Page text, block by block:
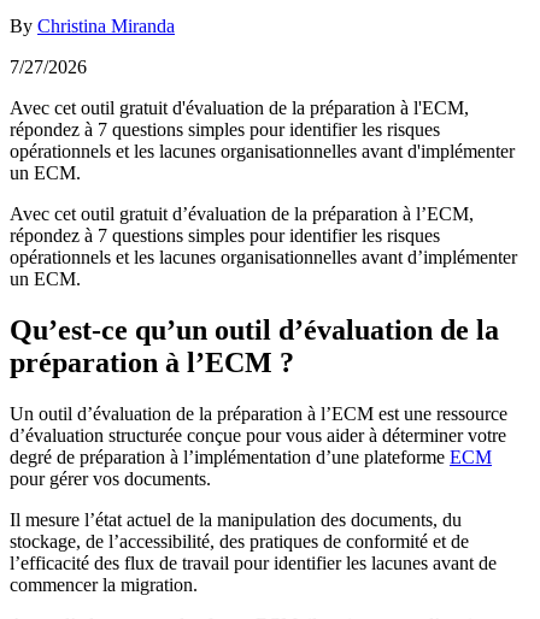
By Christina Miranda
7/27/2026
Avec cet outil gratuit d'évaluation de la préparation à l'ECM,
répondez à 7 questions simples pour identifier les risques
opérationnels et les lacunes organisationnelles avant d'implémenter
un ECM.
Avec cet outil gratuit d’évaluation de la préparation à l’ECM,
répondez à 7 questions simples pour identifier les risques
opérationnels et les lacunes organisationnelles avant d’implémenter
un ECM.
Qu’est-ce qu’un outil d’évaluation de la
préparation à l’ECM ?
Un outil d’évaluation de la préparation à l’ECM est une ressource
d’évaluation structurée conçue pour vous aider à déterminer votre
degré de préparation à l’implémentation d’une plateforme ECM
pour gérer vos documents.
Il mesure l’état actuel de la manipulation des documents, du
stockage, de l’accessibilité, des pratiques de conformité et de
l’efficacité des flux de travail pour identifier les lacunes avant de
commencer la migration.